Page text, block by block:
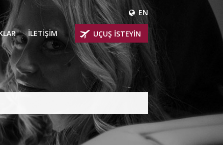
EN
UÇAKLAR
İLETİŞİM UÇUŞ İSTEYİN